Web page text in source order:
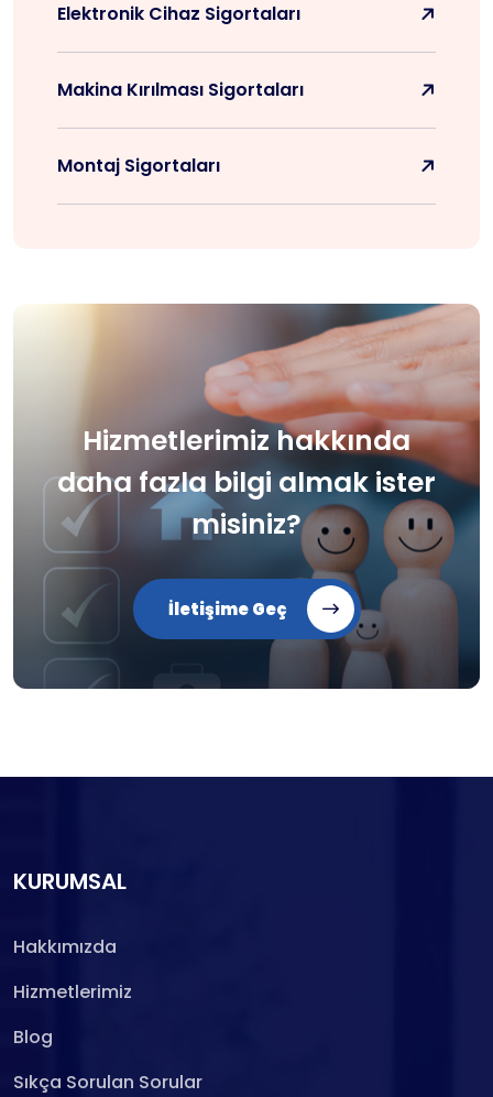
Elektronik Cihaz Sigortaları
Makina Kırılması Sigortaları
Montaj Sigortaları
Hizmetlerimiz hakkında
daha fazla bilgi almak ister
misiniz?
İletişime Geç
KURUMSAL
Hakkımızda
Hizmetlerimiz
Blog
Sıkça Sorulan Sorular